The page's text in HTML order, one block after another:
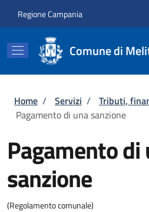
Regione Campania
Comune di
Briciole di pane
Home / Servizi / Tributi,
Pagamento di una sanzione
Pagamento di
sanzione
(Regolamento comunale)